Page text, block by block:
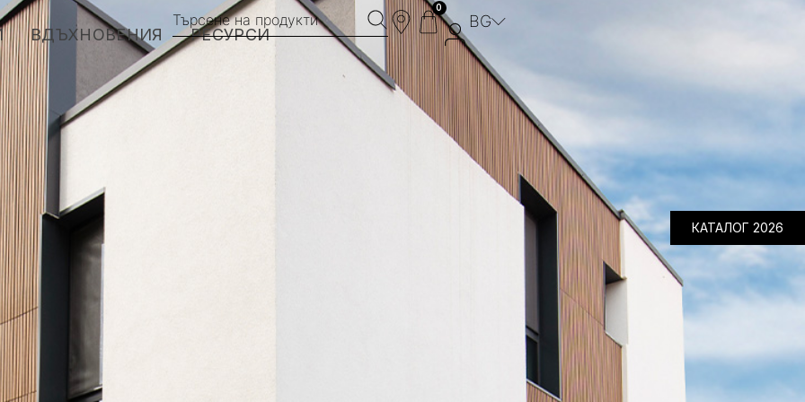
EXOTICS
HARMONY
MANHATTAN
BROOKLYN
MyDeckPlanner
Композитни дъски
Алуминиеви ламели
Ограда – Декорации
ПОРТА СТАНДАРТНА
MyFencePlanner
ВДЪХНОВЕНИЯ РЕСУРСИ
Търсене на продукти
0
BG
КАТАЛОГ 2026